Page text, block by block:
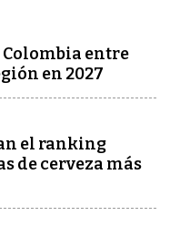
entre
en 2027
el ranking
de cerveza más